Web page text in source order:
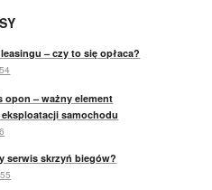
– czy to się opłaca?
opon – ważny element
samochodu
serwis skrzyń biegów?